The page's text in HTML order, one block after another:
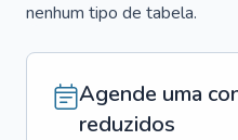
nenhum tipo de tabela.
Agende uma
reduzidos